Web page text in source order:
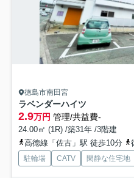
徳島市南田宮
ラベンダーハイツ
2.9万円 管理/共益費-
24.00㎡ (1R) /築31年 /3階建
高徳線「佐古」駅 徒歩10分
駐輪場 CATV 閑静な住宅地